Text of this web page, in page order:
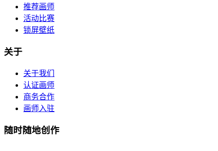
推荐画师
活动比赛
锁屏壁纸
关于
关于我们
认证画师
商务合作
画师入驻
随时随地创作